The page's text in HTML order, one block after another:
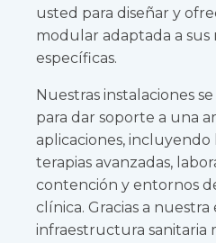
usted para diseñar y
modular adaptada a sus
específicas.
Nuestras instalaciones
para dar soporte a una
aplicaciones, incluyendo
terapias avanzadas,
contención y entornos
clínica. Gracias a
infraestructura sanitaria